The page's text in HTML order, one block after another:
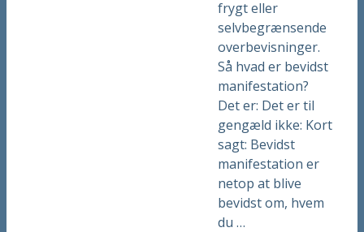
frygt eller
selvbegrænsende
overbevisninger.
Så hvad er bevidst
manifestation?
Det er: Det er til
gengæld ikke: Kort
sagt: Bevidst
manifestation er
netop at blive
bevidst om, hvem
du …